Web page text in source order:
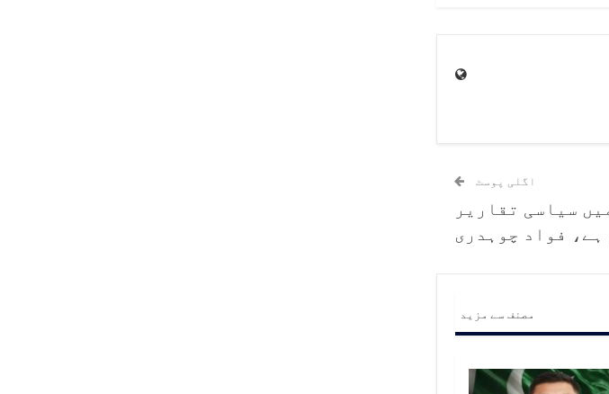
اگلی پوسٹ
سیاسی تقاریر
ہے، فواد چوہدری
مصنف سے مزید